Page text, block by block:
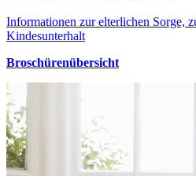
Informationen zur elterlichen Sorge,
Kindesunterhalt
Broschürenübersicht